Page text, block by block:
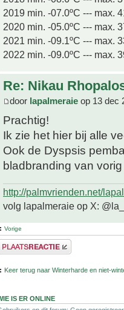
2019 min. -07.0ºC --- max.
2020 min. -05.0ºC --- max.
2021 min. -09.1ºC --- max.
2022 min. -09.0ºC --- max.
Re: Nikau
door lapalmeraie op 13 dec
Prachtig!
Ik zie het hier bij alle
Ook de Dyspsis
bladbranding van
http://palmvrienden.net/
volg lapalmeraie op X:
Vorige
een reactie
Keer terug naar Winterharde en niet-
IS ER ONLINE